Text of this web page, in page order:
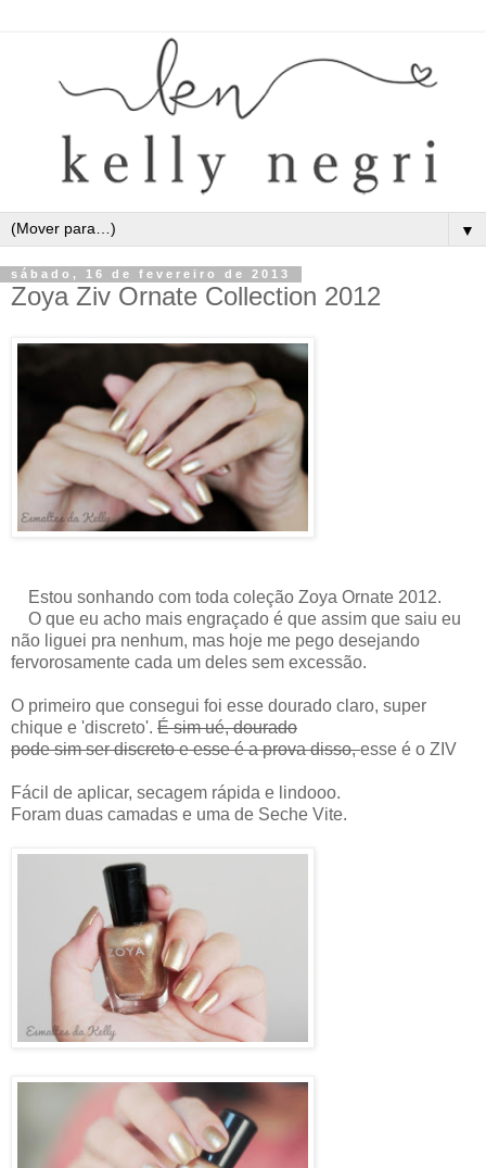
▼
sábado, 16 de fevereiro de 2013
Zoya Ziv Ornate Collection 2012
Estou sonhando com toda coleção Zoya Ornate 2012.
O que eu acho mais engraçado é que assim que saiu eu
não liguei pra nenhum, mas hoje me pego desejando
fervorosamente cada um deles sem excessão.
O primeiro que consegui foi esse dourado claro, super
chique e 'discreto'. É sim ué, dourado
pode sim ser discreto e esse é a prova disso,esse é o ZIV
Fácil de aplicar, secagem rápida e lindooo.
Foram duas camadas e uma de Seche Vite.